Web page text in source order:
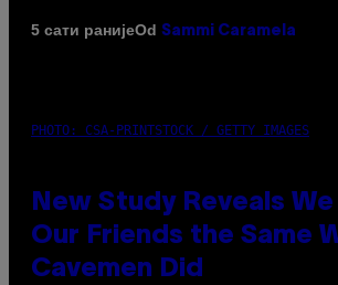
5 сати ранијеOd Sammi Caramela
PHOTO: CSA-PRINTSTOCK / GETTY IMAGES
New Study Reveals
Our Friends the Same
Cavemen Did